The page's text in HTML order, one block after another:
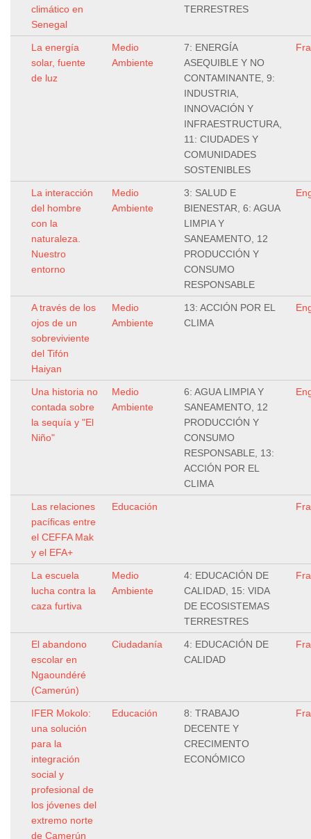
climático en
Senegal
TERRESTRES
La energía
solar, fuente
de luz
Medio
Ambiente
7: ENERGÍA
ASEQUIBLE Y NO
CONTAMINANTE, 9:
INDUSTRIA,
INNOVACIÓN Y
INFRAESTRUCTURA,
11: CIUDADES Y
COMUNIDADES
SOSTENIBLES
La interacción
del hombre
con la
naturaleza.
Nuestro
entorno
Medio
Ambiente
3: SALUD E
BIENESTAR, 6: AGUA
LIMPIA Y
SANEAMENTO, 12
PRODUCCIÓN Y
CONSUMO
RESPONSABLE
A través de los
ojos de un
sobreviviente
del Tifón
Haiyan
Medio
Ambiente
13: ACCIÓN POR EL
CLIMA
Una historia no
contada sobre
la sequía y "El
Niño"
Medio
Ambiente
6: AGUA LIMPIA Y
SANEAMENTO, 12
PRODUCCIÓN Y
CONSUMO
RESPONSABLE, 13:
ACCIÓN POR EL
CLIMA
Las relaciones
pacíficas entre
el CEFFA Mak
y el EFA+
Educación
La escuela
lucha contra la
caza furtiva
Medio
Ambiente
4: EDUCACIÓN DE
CALIDAD, 15: VIDA
DE ECOSISTEMAS
TERRESTRES
El abandono
escolar en
Ngaoundéré
(Camerún)
Ciudadanía
4: EDUCACIÓN DE
CALIDAD
IFER Mokolo:
una solución
para la
integración
social y
profesional de
los jóvenes del
extremo norte
de Camerún
Educación
8: TRABAJO
DECENTE Y
CRECIMENTO
ECONÓMICO